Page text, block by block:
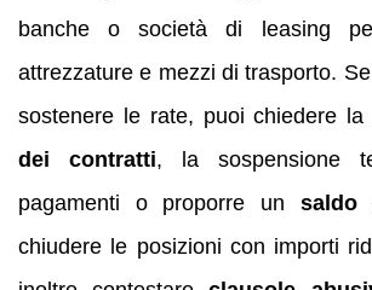
banche o società di leasing
attrezzature e mezzi di trasporto.
sostenere le rate, puoi chiedere la
dei contratti, la sospensione
pagamenti o proporre un saldo
chiudere le posizioni con importi